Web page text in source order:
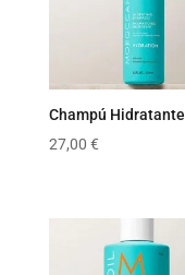
Champú Hidratante
27,00 €